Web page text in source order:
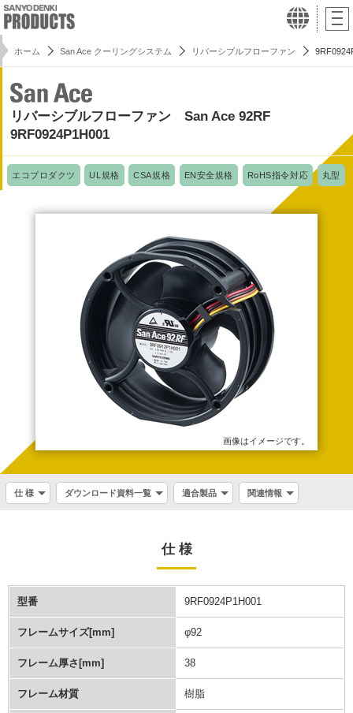
ホーム San Ace クーリングシステム リバーシブルフローファン
リバーシブルフローファン San Ace 92RF
9RF0924P1H001
エコプロダクツ UL規格 CSA規格 EN安全規格 RoHS指令対応 丸型
画像はイメージです。
仕 様 ダウンロード資料一覧 適合製品 関連情報
仕 様
型番 9RF0924P1H001
フレームサイズ[mm] φ92
フレーム厚さ[mm] 38
フレーム材質 樹脂